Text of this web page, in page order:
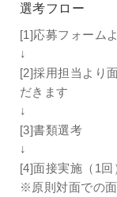
選考フロー
[1]応募フォーム
↓
[2]採用担当より
だきます
↓
[3]書類選考
↓
[4]面接実施（1回
※原則対面での